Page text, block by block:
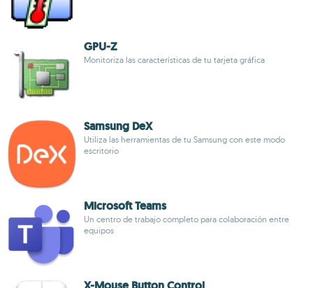
GPU-Z
Monitoriza las características de tu tarjeta gráfica
Samsung DeX
Utiliza las herramientas de tu Samsung con este modo
escritorio
Microsoft Teams
Un centro de trabajo completo para colaboración entre
equipos